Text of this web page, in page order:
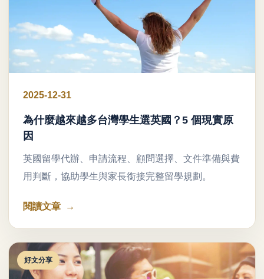
2025-12-31
為什麼越來越多台灣學生選英國？5 個現實原
因
英國留學代辦、申請流程、顧問選擇、文件準備與費
用判斷，協助學生與家長銜接完整留學規劃。
閱讀文章
好文分享